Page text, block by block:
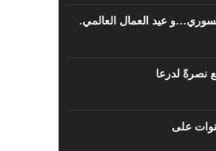
عيد العمال العالمي.
نصرةً لدرعا
بمناسبة مرور 5 سنوات على